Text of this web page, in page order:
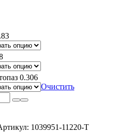
0.306
Очистить
1039951-11220-T